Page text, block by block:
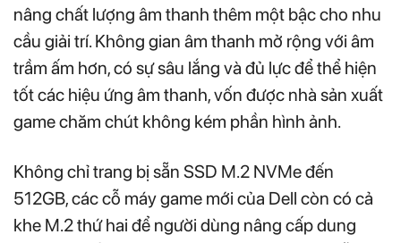
nâng chất lượng âm thanh thêm một bậc cho nhu
cầu giải trí. Không gian âm thanh mở rộng với âm
trầm ấm hơn, có sự sâu lắng và đủ lực để thể hiện
tốt các hiệu ứng âm thanh, vốn được nhà sản xuất
game chăm chút không kém phần hình ảnh.
Không chỉ trang bị sẵn SSD M.2 NVMe đến
512GB, các cỗ máy game mới của Dell còn có cả
khe M.2 thứ hai để người dùng nâng cấp dung